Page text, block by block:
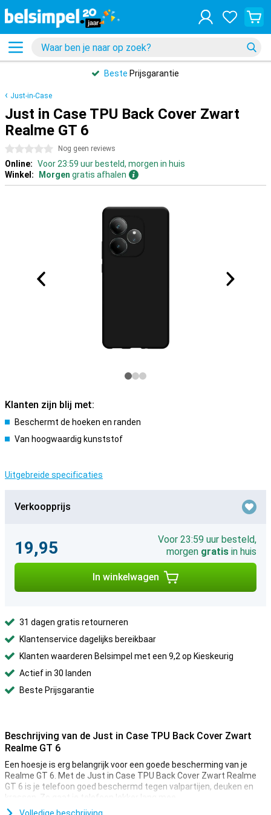
Beste Prijsgarantie
Just-in-Case
Just in Case TPU Back Cover Zwart
Realme GT 6
0 sterren Nog geen reviews
Online: Voor 23:59 uur besteld, morgen in huis
Winkel:
Morgen gratis afhalen
Klanten zijn blij met:
Beschermt de hoeken en randen
Van hoogwaardig kunststof
Uitgebreide specificaties
Verkoopprijs
19,95
Voor 23:59 uur besteld,
morgen gratis in huis
In winkelwagen
31 dagen gratis retourneren
Klantenservice dagelijks bereikbaar
Klanten waarderen Belsimpel met een 9,2 op Kieskeurig
Actief in 30 landen
Beste Prijsgarantie
Beschrijving van de Just in Case TPU Back Cover Zwart
Realme GT 6
Een hoesje is erg belangrijk voor een goede bescherming van je
Realme GT 6. Met de Just in Case TPU Back Cover Zwart Realme
GT 6 is je telefoon goed beschermd tegen valpartijen, deuken en
krassen. Zo gaat je telefoon lekker lang mee.